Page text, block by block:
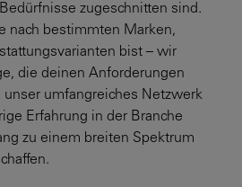
zugeschnitten sind.
nach bestimmten Marken,
bist – wir
die deinen Anforderungen
unser umfangreiches Netzwerk
Erfahrung in der Branche
zu einem breiten Spektrum